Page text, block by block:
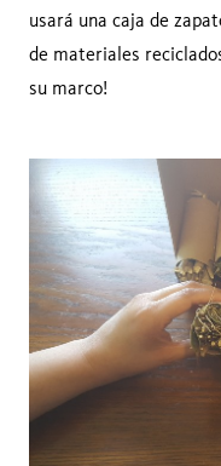
usará una caja de
de materiales
su marco!